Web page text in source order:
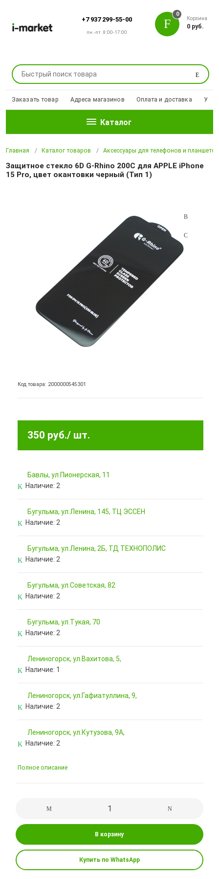
+7 937 299-55-00
пн.-пт. 8:00-17:00
Поиск
0
Корзина
0 руб.
Заказать товар Адреса магазинов Оплата и доставка
Каталог
Главная Каталог товаров Аксессуары для телефонов и планшетов
Защитное стекло 6D G-Rhino 200C для APPLE iPhone
15 Pro, цвет окантовки черный (Тип 1)
Код товара: 2000000545301
350 руб./ шт.
Бавлы, ул.Пионерская, 11
Наличие: 2
Бугульма, ул.Ленина, 145, ТЦ ЭССЕН
Наличие: 2
Бугульма, ул.Ленина, 2Б, ТД ТЕХНОПОЛИС
Наличие: 2
Бугульма, ул.Советская, 82
Наличие: 2
Бугульма, ул.Тукая, 70
Наличие: 2
Лениногорск, ул.Вахитова, 5,
Наличие: 1
Лениногорск, ул.Гафиатуллина, 9,
Наличие: 2
Лениногорск, ул.Кутузова, 9А,
Наличие: 2
Полное описание
В корзину
Купить по WhatsApp